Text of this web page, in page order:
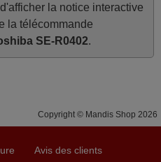
Frank,
en remercie d’avance et
Jacqueline,
d'afficher la notice interactive
la télécommande
SE-R0402.
Copyright © Mandis Shop 2026
Avis des clients